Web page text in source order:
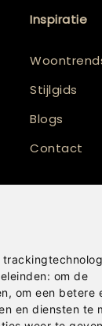
om de
, om een betere
en diensten te
Inspiratie
Stijlgids
Blogs
Contact